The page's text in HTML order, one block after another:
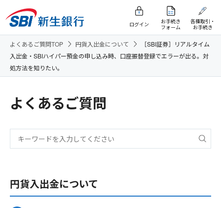
ログイン
お手続き
フォーム
各種取引・
お手続き
よくあるご質問TOP 円貨入出金について
［SBI証券］リアルタイム
入出金・SBIハイパー預金の申し込み時、口座振替登録でエラーが出る。対
処方法を知りたい。
よくあるご質問
円貨入出金について